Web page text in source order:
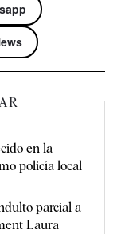
en la
policía local
parcial a
Laura